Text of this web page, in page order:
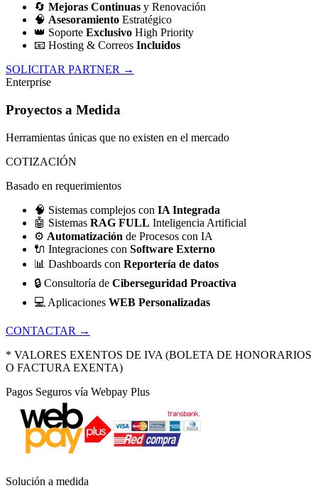
🔄 Mejoras Continuas y Renovación
🧠 Asesoramiento Estratégico
👑 Soporte Exclusivo High Priority
📧 Hosting & Correos Incluidos
SOLICITAR PARTNER →
Enterprise
Proyectos a Medida
Herramientas únicas que no existen en el mercado
COTIZACIÓN
Basado en requerimientos
🧠 Sistemas complejos con IA Integrada
🤖 Sistemas RAG FULL Inteligencia Artificial
⚙️ Automatización de Procesos con IA
🔌 Integraciones con Software Externo
📊 Dashboards con Reportería de datos
🔒 Consultoría de Ciberseguridad Proactiva
💻 Aplicaciones WEB Personalizadas
CONTACTAR →
* VALORES EXENTOS DE IVA (BOLETA DE HONORARIOS
O FACTURA EXENTA)
Pagos Seguros vía Webpay Plus
Solución a medida